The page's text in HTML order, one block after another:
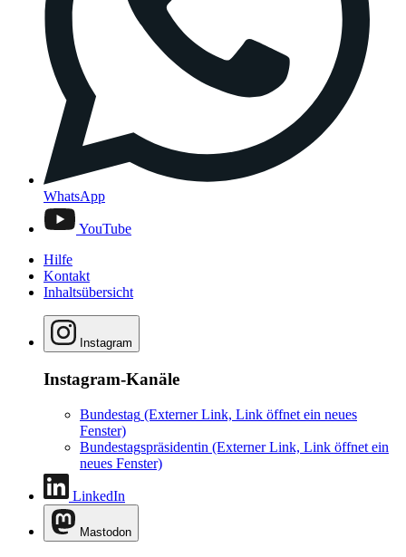
WhatsApp
YouTube
Hilfe
Kontakt
Inhaltsübersicht
Instagram
Instagram-Kanäle
Bundestag (Externer Link, Link öffnet ein neues
Fenster)
Bundestagspräsidentin (Externer Link, Link öffnet ein
neues Fenster)
LinkedIn
Mastodon